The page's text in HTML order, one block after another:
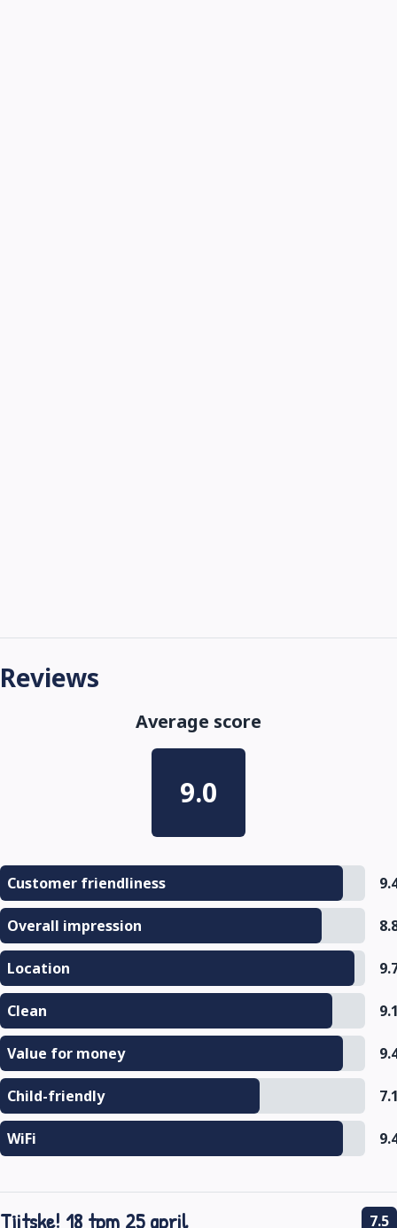
Reviews
Average score
9.0
Customer friendliness
Overall impression
Location
Clean
Value for money
Child-friendly
WiFi
Tjitske! 18 tpm 25 april 7.5